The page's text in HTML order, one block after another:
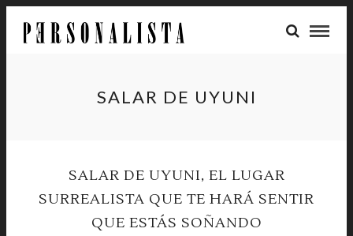
SALAR DE UYUNI
SALAR DE UYUNI, EL LUGAR
SURREALISTA QUE TE HARÁ SENTIR
QUE ESTÁS SOÑANDO